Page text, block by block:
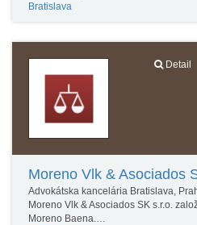
Bratislava
Detail
Moreno Vlk & Asociados
Advokátska kancelária Bratislava,
Moreno Vlk & Asociados SK s.r.o.
Moreno Baena.…